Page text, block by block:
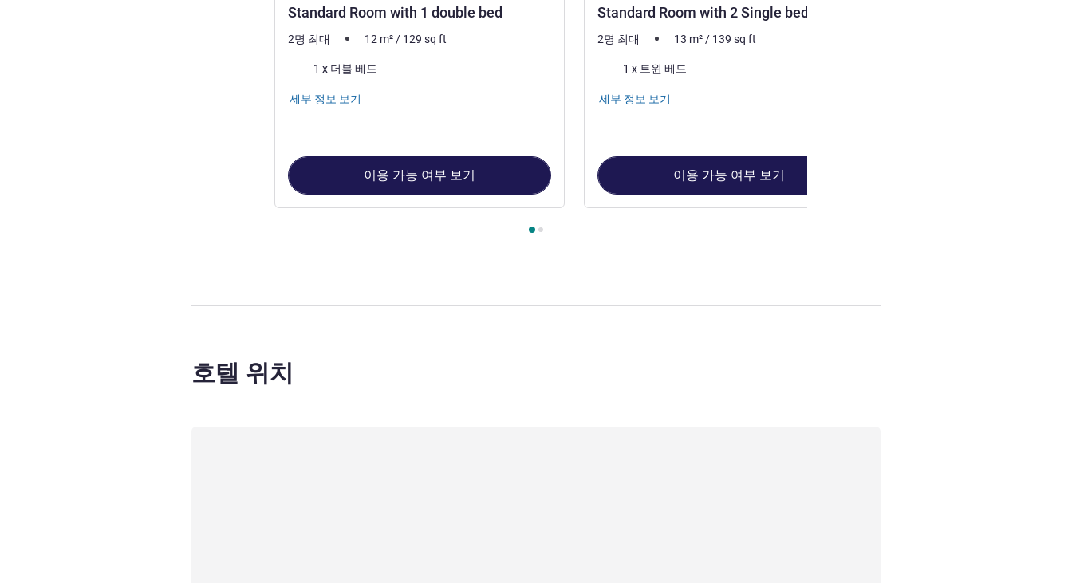
Standard Room with 1 double bed
2명 최대 12 m² / 129 sq ft
1 x 더블 베드
세부 정보 보기
이용 가능 여부 보기
Standard Room with 2 Single beds
2명 최대 13 m² / 139 sq ft
1 x 트윈 베드
세부 정보 보기
이용 가능 여부 보기
호텔 위치